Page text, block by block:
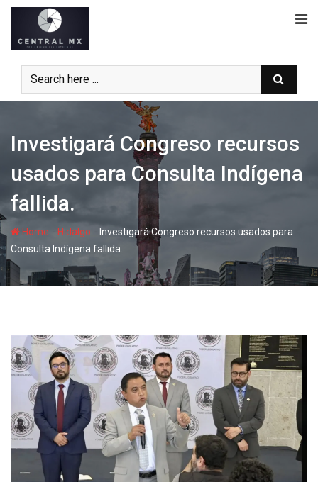
Skip
content
Investigará Congreso recursos
usados para Consulta Indígena
fallida.
Home - Hidalgo - Investigará Congreso recursos usados para
Consulta Indígena fallida.